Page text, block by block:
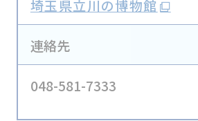
埼玉県立川の博物館
連絡先
048-581-7333